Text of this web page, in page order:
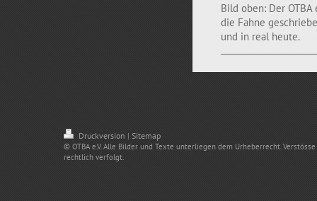
Bild oben: Der
die Fahne
und in real heute.
Druckversion | Sitemap
© OTBA e.V. Alle Bilder und Texte unterliegen dem Urheberrecht.
rechtlich verfolgt.